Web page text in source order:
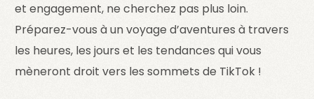
et engagement, ne cherchez pas plus loin.
Préparez-vous à un voyage d’aventures à travers
les heures, les jours et les tendances qui vous
mèneront droit vers les sommets de TikTok !